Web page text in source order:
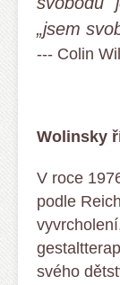
„jsem
--- Colin
Wolinsky
V roce
podle
svého